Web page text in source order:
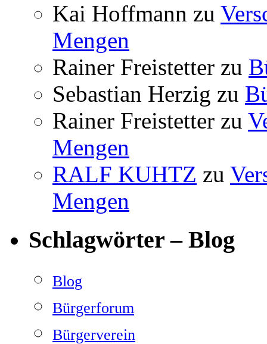
Kai Hoffmann zu
Mengen
Rainer Freistetter zu
Sebastian Herzig zu
Rainer Freistetter zu
Mengen
RALF KUHTZ zu
Mengen
Schlagwörter – Blog
Blog
Bürgerforum
Bürgerverein